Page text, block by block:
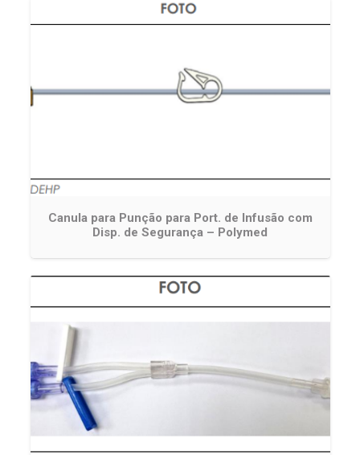
Canula para Punção para Port. de Infusão com
Disp. de Segurança – Polymed